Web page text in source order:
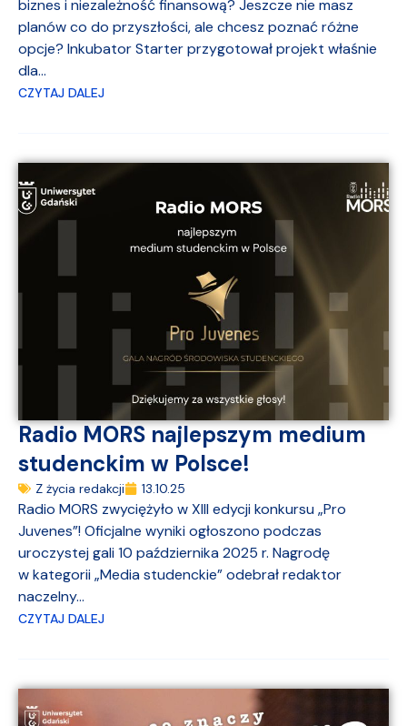
biznes i niezależność finansową? Jeszcze nie masz
planów co do przyszłości, ale chcesz poznać różne
opcje? Inkubator Starter przygotował projekt właśnie
dla...
CZYTAJ DALEJ
Radio MORS najlepszym medium
studenckim w Polsce!
Z życia redakcji 13.10.25
Radio MORS zwyciężyło w XIII edycji konkursu „Pro
Juvenes”! Oficjalne wyniki ogłoszono podczas
uroczystej gali 10 października 2025 r. Nagrodę
w kategorii „Media studenckie” odebrał redaktor
naczelny...
CZYTAJ DALEJ